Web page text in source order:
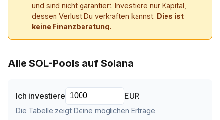
und sind nicht garantiert. Investiere nur Kapital,
dessen Verlust Du verkraften kannst. Dies ist
keine Finanzberatung.
Alle SOL-Pools auf Solana
Ich investiere EUR
Die Tabelle zeigt Deine möglichen Erträge